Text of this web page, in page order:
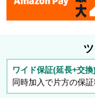
ワイド保証(延長+交
同時加入で片方の保